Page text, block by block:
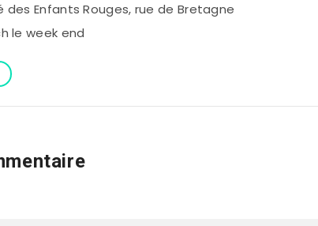
des Enfants Rouges, rue de Bretagne
le week end